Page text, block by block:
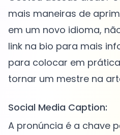
mais maneiras de
em um novo idioma,
link na bio para mais
para colocar em
Social Media Caption:
A pronúncia é a chave